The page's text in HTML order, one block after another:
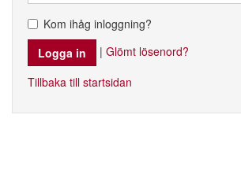
Kom ihåg inloggning?
| Glömt lösenord?
Tillbaka till startsidan